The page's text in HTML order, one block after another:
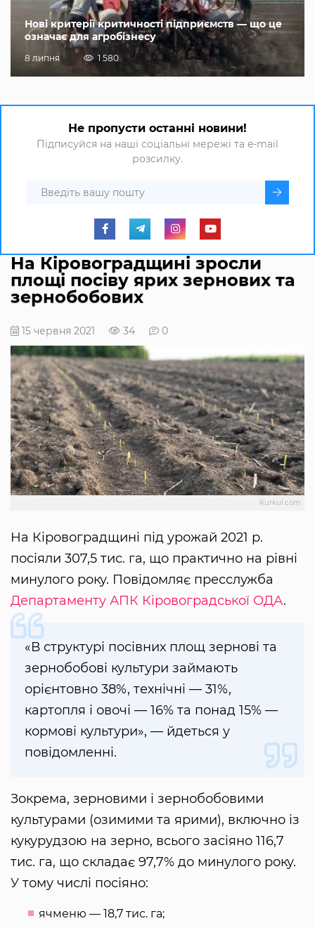
Нові критерії критичності підприємств — що це
означає для агробізнесу
8 липня 1 580
Не пропусти останні новини!
Підписуйся на наші соціальні мережі та e-mail
розсилку.
На Кіровоградщині зросли
площі посіву ярих зернових та
зернобобових
15 червня 2021 34 0
Kurkul.com
На Кіровоградщині під урожай 2021 р.
посіяли 307,5 тис. га, що практично на рівні
минулого року. Повідомляє пресслужба
Департаменту АПК Кіровоградської ОДА.
«В структурі посівних площ зернові та
зернобобові культури займають
орієнтовно 38%, технічні — 31%,
картопля і овочі — 16% та понад 15% —
кормові культури», — йдеться у
повідомленні.
Зокрема, зерновими і зернобобовими
культурами (озимими та ярими), включно із
кукурудзою на зерно, всього засіяно 116,7
тис. га, що складає 97,7% до минулого року.
У тому числі посіяно:
ячменю — 18,7 тис. га;